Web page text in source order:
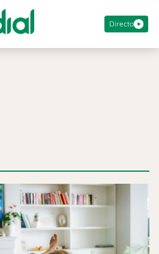
Directo